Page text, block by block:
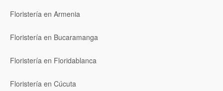
Floristería en Armenia
Floristería en Bucaramanga
Floristería en Floridablanca
Floristería en Cúcuta